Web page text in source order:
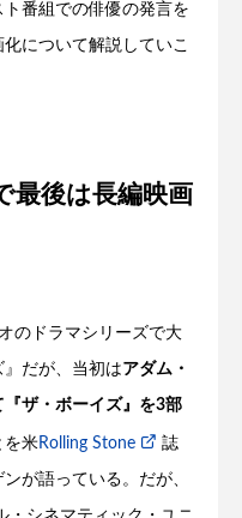
番組での俳優の発言を
について解説していこ
最後は長編映画
のドラマシリーズで大
だが、当初はアダム・
ザ・ボーイズ』を3部
を米Rolling Stone 誌
が語っている。だが、